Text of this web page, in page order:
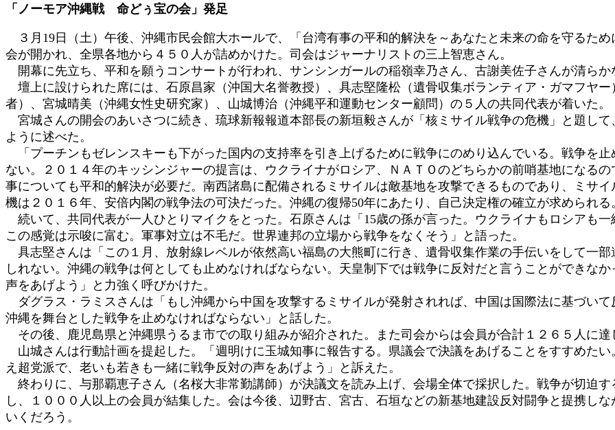
「ノーモア沖縄戦 命どぅ宝の会」発足
３月19日（土）午後、沖縄市民会館大ホールで、「台湾有事の平和的解決を～あなたと未来の命を守るた
会が開かれ、全県各地から４５０人が詰めかけた。司会はジャーナリストの三上智恵さん。
開幕に先立ち、平和を願うコンサートが行われ、サンシンガールの稲嶺幸乃さん、古謝美佐子さんが清らか
壇上に設けられた席には、石原昌家（沖国大名誉教授）、具志堅隆松（遺骨収集ボランティア・ガマフヤ
者）、宮城晴美（沖縄女性史研究家）、山城博治（沖縄平和運動センター顧問）の５人の共同代表が着いた。
宮城さんの開会のあいさつに続き、琉球新報報道本部長の新垣毅さんが「核ミサイル戦争の危機」と題し
ように述べた。
「プーチンもゼレンスキーも下がった国内の支持率を引き上げるために戦争にのめり込んでいる。戦争を
ない。２０１４年のキッシンジャーの提言は、ウクライナがロシア、ＮＡＴＯのどちらかの前哨基地になる
事についても平和的解決が必要だ。南西諸島に配備されるミサイルは敵基地を攻撃できるものであり、ミサ
機は２０１６年、安倍内閣の戦争法の可決だった。沖縄の復帰50年にあたり、自己決定権の確立が求められ
続いて、共同代表が一人ひとりマイクをとった。石原さんは「15歳の孫が言った。ウクライナもロシアも
この感覚は示唆に富む。軍事対立は不毛だ。世界連邦の立場から戦争をなくそう」と語った。
具志堅さんは「この１月、放射線レベルが依然高い福島の大熊町に行き、遺骨収集作業の手伝いをして一
しれない。沖縄の戦争は何としても止めなければならない。天皇制下では戦争に反対だと言うことができな
声をあげよう」と力強く呼びかけた。
ダグラス・ラミスさんは「もし沖縄から中国を攻撃するミサイルが発射されれば、中国は国際法に基づい
沖縄を舞台とした戦争を止めなければならない」と話した。
その後、鹿児島県と沖縄県うるま市での取り組みが紹介された。また司会からは会員が合計１２６５人に
山城さんは行動計画を提起した。「週明けに玉城知事に報告する。県議会で決議をあげることをすすめた
え超党派で、老いも若きも一緒に戦争反対の声をあげよう」と訴えた。
終わりに、与那覇恵子さん（名桜大非常勤講師）が決議文を読み上げ、会場全体で採択した。戦争が切迫
し、１０００人以上の会員が結集した。会は今後、辺野古、宮古、石垣などの新基地建設反対闘争と提携し
いくだろう。